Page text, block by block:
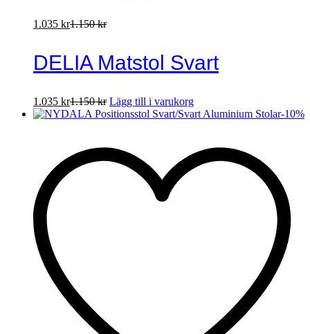
1.035 kr1.150kr
DELIA Matstol Svart
1.035 kr1.150kr Lägg till i varukorg
-10%